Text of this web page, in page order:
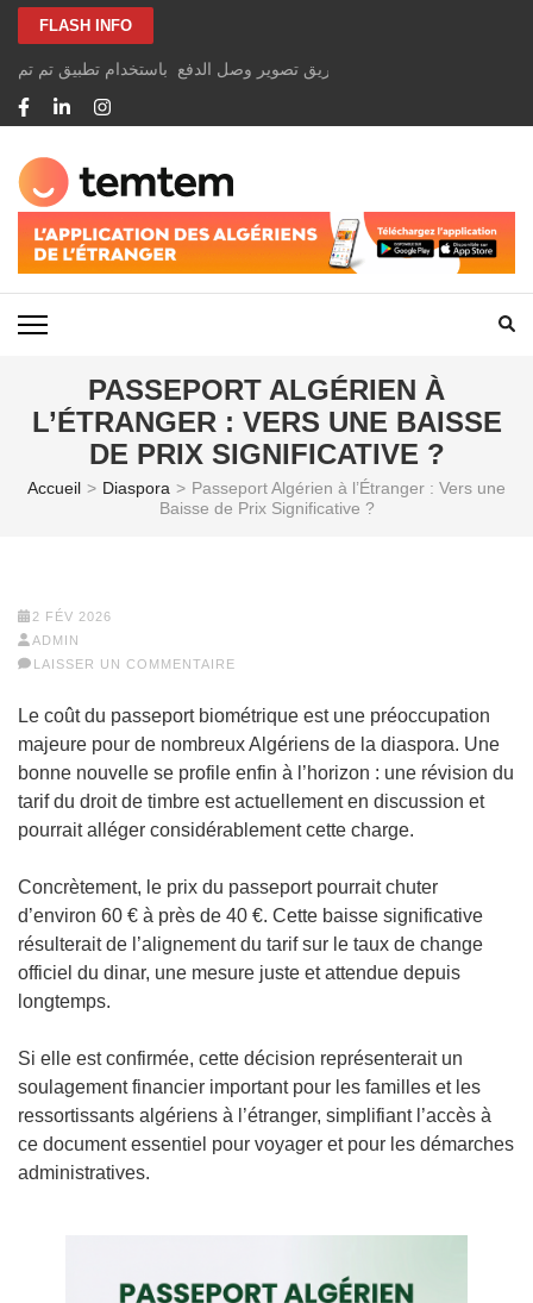
Aller
au
contenu
(Pressez
Entrée)
FLASH INFO
بك بسهولة ومجانًا عن طريق تصوير وصل الدفع باستخدام تطبيق تم تم
TEMTEM NEWS
PASSEPORT ALGÉRIEN À
L’ÉTRANGER : VERS UNE BAISSE
DE PRIX SIGNIFICATIVE ?
Accueil > Diaspora > Passeport Algérien à l’Étranger : Vers une
Baisse de Prix Significative ?
2 FÉV 2026
ADMIN
LAISSER UN COMMENTAIRE
Le coût du passeport biométrique est une préoccupation
majeure pour de nombreux Algériens de la diaspora. Une
bonne nouvelle se profile enfin à l’horizon : une révision du
tarif du droit de timbre est actuellement en discussion et
pourrait alléger considérablement cette charge.
Concrètement, le prix du passeport pourrait chuter
d’environ 60 € à près de 40 €. Cette baisse significative
résulterait de l’alignement du tarif sur le taux de change
officiel du dinar, une mesure juste et attendue depuis
longtemps.
Si elle est confirmée, cette décision représenterait un
soulagement financier important pour les familles et les
ressortissants algériens à l’étranger, simplifiant l’accès à
ce document essentiel pour voyager et pour les démarches
administratives.